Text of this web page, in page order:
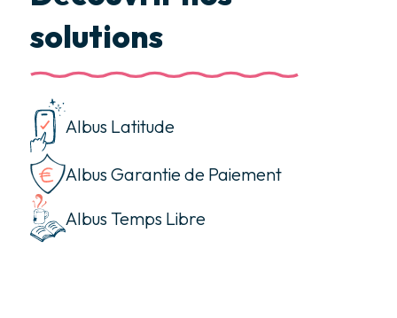
solutions
Albus Latitude
Albus Garantie de Paiement
Albus Temps Libre